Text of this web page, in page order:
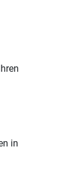
in